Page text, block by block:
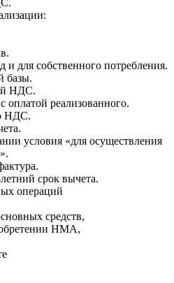
и для собственного потребления.
базы.
НДС.
оплатой реализованного.
НДС.
условия «для осуществления
срок вычета.
операций
средств,
НМА,